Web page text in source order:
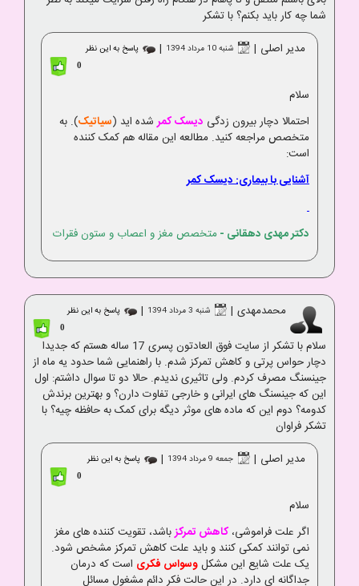
شما چه کار باید بکنم؟ با تشکر
مدیر اصلی | شنبه 10 مرداد 1394 | پاسخ به این نظر
0
سلام
احتمالا دچار بیرون زدگی دیسک کمرشده اید (سیاتیک). به
متخصص مراجعه کنید. مطالعه این مقاله هم کمک کننده
است:
آشنایی با بیماری: دیسک کمر
دکتر مهدی دهقانی -متخصص مغز و اعصاب و ستون فقرات
محمدمهدی | شنبه 3 مرداد 1394 | پاسخ به این نظر
0
سلام با تشکر از سایت فوق العادتون پسری 17 ساله هستم که جدیدا
دچار حواس پرتی و کاهش تمرکز شدم. با راهنمایی شما حدود یه ماه از
جینسنگ مصرف کردم. ولی تاثیری ندیدم. حالا دو تا سوال داشتم: اول
این که جینسنگ های ایرانی و خارجی تفاوت دارن؟ و بهترین برندش
کدومه؟ دوم این که ماده های موثر دیگه برای کمک به حافظه چیه؟ با
تشکر فراوان
مدیر اصلی | جمعه 9 مرداد 1394 | پاسخ به این نظر
0
سلام
اگر علت فراموشی،کاهش تمرکزباشد، تقویت کننده های مغز
نمی توانند کمکی کنند و باید علت کاهش تمرکز مشخص شود.
یک علت شایع این مشکلوسواس فکری است که درمان
جداگانه ای دارد. در این حالت فکر دائم مشغول مسائل